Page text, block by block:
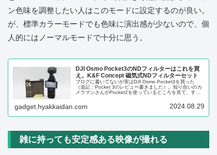
ン色味を調整したい人はこのモードに設定するのが良い。
が、標準カラーモードでも色味に演出感が少ないので、個
人的にはノーマルモードで十分に思う。
DJI Osmo Pocket3のNDフィルターはこれを買
え。K&F Concept 磁気式NDフィルターセット
ブログに書いてないが実はDJI Osmo Pocket3を買った
（追記：Pocket 3のレビュー書きました）。知り合いのカ
メラマンさんがPocket2を使っているところを見て、すご
gadget.hyakkaidan.com 2024.08.29
雑に持っても安定感ある映像が撮れる